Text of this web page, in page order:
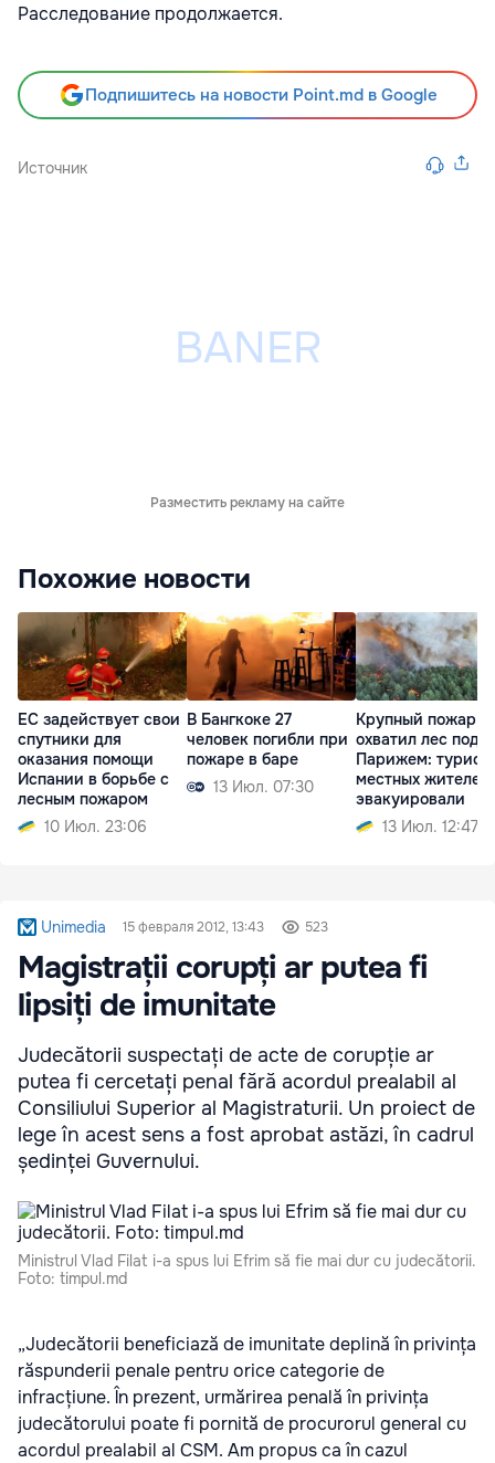
Расследование продолжается.
Подпишитесь на новости Point.md в Google
Источник
Разместить рекламу на сайте
Похожие новости
ЕС задействует свои
спутники для
оказания помощи
Испании в борьбе с
лесным пожаром
10 Июл. 23:06
В Бангкоке 27
человек погибли при
пожаре в баре
13 Июл. 07:30
Крупный пожар
охватил лес под
Парижем:
местных жителей
эвакуировали
13 Июл. 12:47
Unimedia 15 февраля 2012, 13:43 523
Magistrații corupți ar putea fi
lipsiți de imunitate
Judecătorii suspectați de acte de corupție ar
putea fi cercetați penal fără acordul prealabil al
Consiliului Superior al Magistraturii. Un proiect de
lege în acest sens a fost aprobat astăzi, în cadrul
ședinței Guvernului.
Ministrul Vlad Filat i-a spus lui Efrim să fie mai dur cu judecătorii.
Foto: timpul.md
„Judecătorii beneficiază de imunitate deplină în privința
răspunderii penale pentru orice categorie de
infracțiune. În prezent, urmărirea penală în privința
judecătorului poate fi pornită de procurorul general cu
acordul prealabil al CSM. Am propus ca în cazul